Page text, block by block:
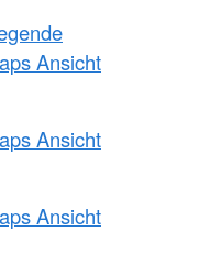
Ansicht
Ansicht
Ansicht